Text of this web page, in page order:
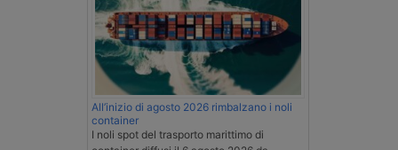
All’inizio di agosto 2026 rimbalzano i noli
container
I noli spot del trasporto marittimo di